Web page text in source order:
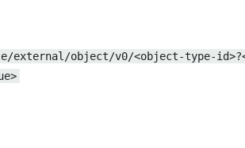
external/object/v0/<object-type-